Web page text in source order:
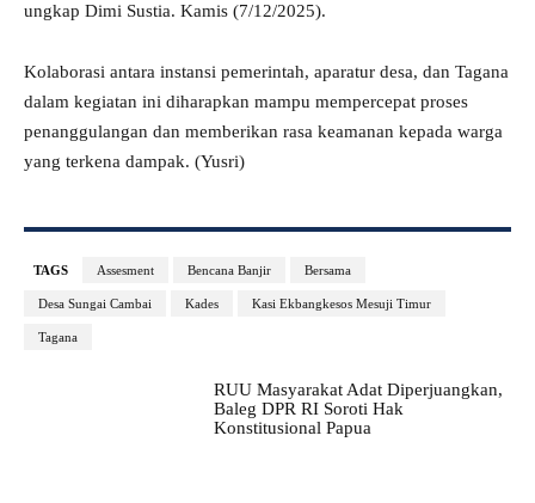
ungkap Dimi Sustia. Kamis (7/12/2025).
Kolaborasi antara instansi pemerintah, aparatur desa, dan Tagana
dalam kegiatan ini diharapkan mampu mempercepat proses
penanggulangan dan memberikan rasa keamanan kepada warga
yang terkena dampak. (Yusri)
TAGS Assesment Bencana Banjir Bersama
Desa Sungai Cambai Kades Kasi Ekbangkesos Mesuji Timur
Tagana
RUU Masyarakat Adat Diperjuangkan,
Baleg DPR RI Soroti Hak
Konstitusional Papua